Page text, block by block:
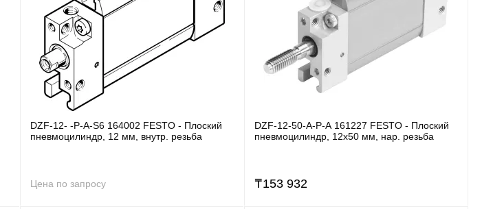
DZF-12- -P-A-S6 164002 FESTO - Плоский
пневмоцилиндр, 12 мм, внутр. резьба
Цена по запросу
DZF-12-50-A-P-A 161227 FESTO - Плоский
пневмоцилиндр, 12x50 мм, нар. резьба
₸153 932